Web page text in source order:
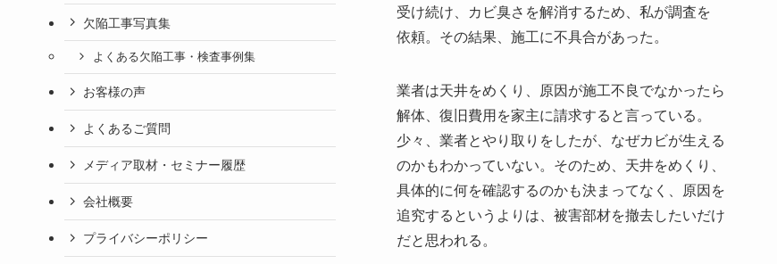
受け続け、カビ臭さを解消するため、私が調査を
依頼。その結果、施工に不具合があった。
業者は天井をめくり、原因が施工不良でなかったら
解体、復旧費用を家主に請求すると言っている。
少々、業者とやり取りをしたが、なぜカビが生える
のかもわかっていない。そのため、天井をめくり、
具体的に何を確認するのかも決まってなく、原因を
追究するというよりは、被害部材を撤去したいだけ
だと思われる。
欠陥工事写真集
よくある欠陥工事・検査事例集
お客様の声
よくあるご質問
メディア取材・セミナー履歴
会社概要
プライバシーポリシー